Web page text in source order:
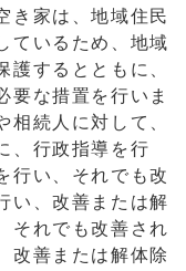
き家は、地域住⺠
ているため、地域
護するとともに、
要な措置を⾏いま
相続⼈に対して、
、⾏政指導を⾏
⾏い、それでも改
い、改善または解
それでも改善され
改善または解体除